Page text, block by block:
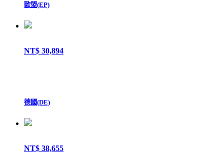
歐盟(EP)
NT$ 30,894
德國(DE)
NT$ 38,655